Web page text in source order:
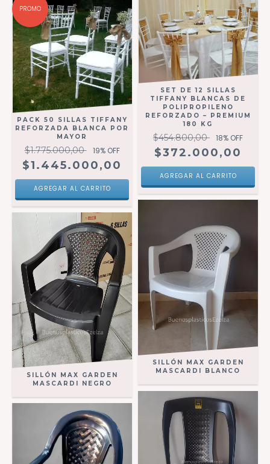
PROMO
PACK 50 SILLAS TIFFANY
REFORZADA BLANCA POR
MAYOR
$1.775.000,00 19% OFF
$1.445.000,00
SET DE 12 SILLAS
TIFFANY BLANCAS DE
POLIPROPILENO
REFORZADO – PREMIUM
180 KG
$454.800,00 18% OFF
$372.000,00
SILLÓN MAX GARDEN
MASCARDI NEGRO
SILLÓN MAX GARDEN
MASCARDI BLANCO